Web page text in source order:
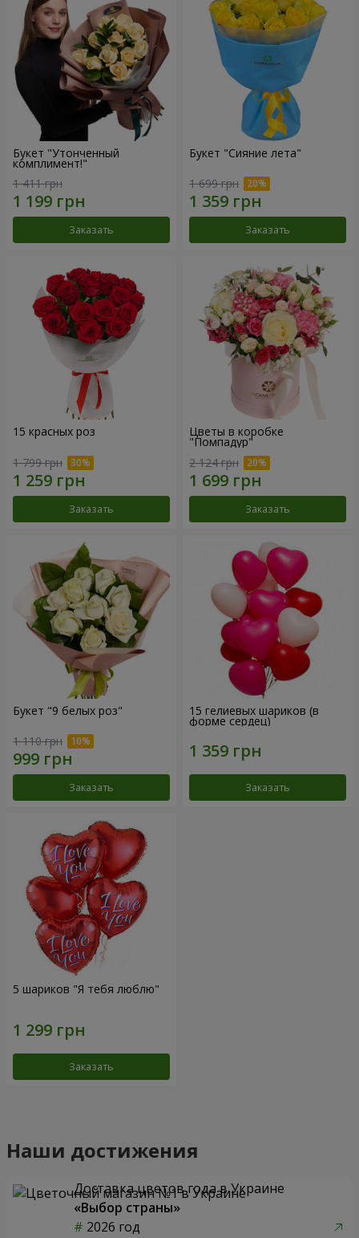
Букет "Утонченный
комплимент!"
1 411 грн
Заказать
Букет "Сияние лета"
1 699 грн
Заказать
15 красных роз
1 799 грн
Заказать
Цветы в коробке
"Помпадур"
2 124 грн
Заказать
Букет "9 белых роз"
1 110 грн
Заказать
15 гелиевых шариков (в
форме сердец)
Заказать
5 шариков "Я тебя люблю"
Заказать
Наши достижения
Доставка цветов года в Украине
«Выбор страны»
2026 год